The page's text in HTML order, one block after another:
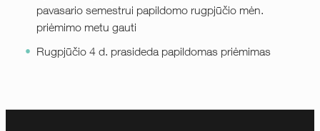
pavasario semestrui papildomo rugpjūčio mėn.
priėmimo metu gauti
Rugpjūčio 4 d. prasideda papildomas priėmimas